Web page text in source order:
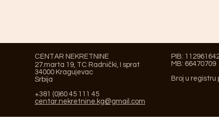
CENTAR NEKRETNINE
27.marta 19, TC Radnički, I sprat
34000 Kragujevac
Srbija
+381 (0)60 45 111 45
centar.nekretnine.kg@gmail.com
PIB:
MB: 66470709
Broj u registru